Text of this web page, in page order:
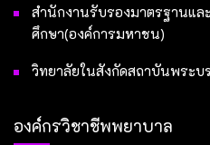
สำนักงานรับรองมาตรฐานแ
ศึกษา(องค์การมหาชน)
วิทยาลัยในสังกัดสถาบันพระ
องค์กรวิชาชีพพยาบาล